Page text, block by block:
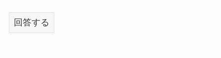
回答する